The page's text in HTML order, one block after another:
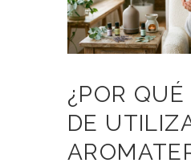
¿POR
DE